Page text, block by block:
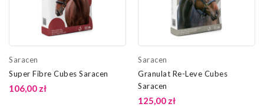
Saracen
Super Fibre Cubes Saracen
106,00 zł
Saracen
Granulat Re-Leve Cubes
Saracen
125,00 zł